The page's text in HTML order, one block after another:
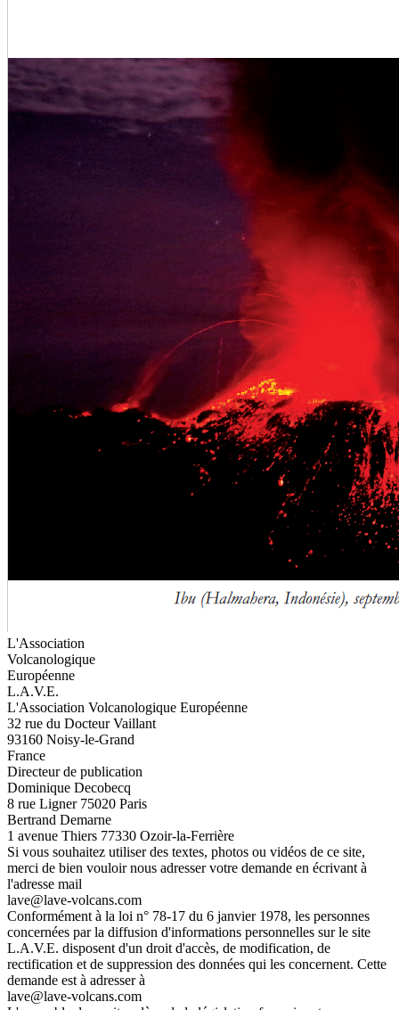
L'Association
Volcanologique
Européenne
L.A.V.E.
L'Association Volcanologique Européenne
32 rue du Docteur Vaillant
93160 Noisy-le-Grand
France
Directeur de publication
Dominique Decobecq
8 rue Ligner 75020 Paris
Bertrand Demarne
1 avenue Thiers 77330 Ozoir-la-Ferrière
Si vous souhaitez utiliser des textes, photos ou vidéos de ce site,
merci de bien vouloir nous adresser votre demande en écrivant à
l'adresse mail
lave@lave-volcans.com
Conformément à la loi n° 78-17 du 6 janvier 1978, les personnes
concernées par la diffusion d'informations personnelles sur le site
L.A.V.E. disposent d'un droit d'accès, de modification, de
rectification et de suppression des données qui les concernent. Cette
demande est à adresser à
lave@lave-volcans.com